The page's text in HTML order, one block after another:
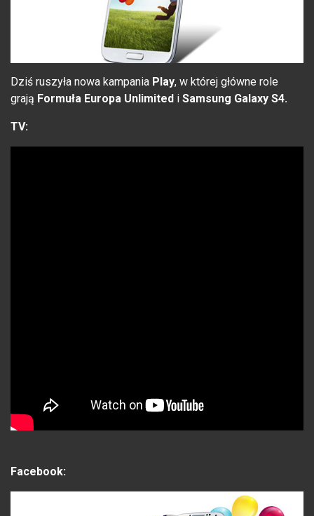
Dziś ruszyła nowa kampania Play, w której główne role
grają Formuła Europa Unlimited i Samsung Galaxy S4.
TV:
Facebook: